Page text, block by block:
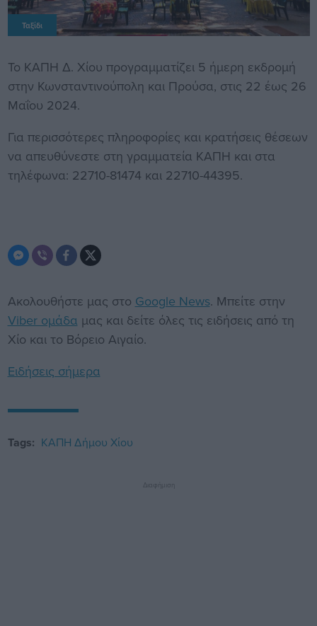
Ταξίδι
Το ΚΑΠΗ Δ. Χίου προγραμματίζει 5 ήμερη εκδρομή
στην Κωνσταντινούπολη και Προύσα, στις 22 έως 26
Μαΐου 2024.
Για περισσότερες πληροφορίες και κρατήσεις θέσεων
να απευθύνεστε στη γραμματεία ΚΑΠΗ και στα
τηλέφωνα: 22710-81474 και 22710-44395.
Ακολουθήστε μας στο Google News. Μπείτε στην
Viber ομάδα μας και δείτε όλες τις ειδήσεις από τη
Χίο και το Βόρειο Αιγαίο.
Ειδήσεις σήμερα
Tags: ΚΑΠΗ Δήμου Χίου
Διαφήμιση